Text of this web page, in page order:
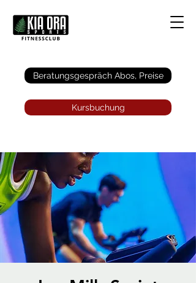
Beratungsgespräch Abos, Preise
Kursbuchung